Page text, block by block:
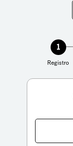
1
Registro